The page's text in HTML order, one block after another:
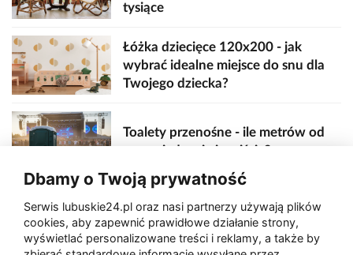
tysiące
Łóżka dziecięce 120x200 - jak
wybrać idealne miejsce do snu dla
Twojego dziecka?
Toalety przenośne - ile metrów od
sceny, jedzenia i wejścia?
Zaatakował seniora na "kwadracie"
Dbamy o Twoją prywatność
Serwis lubuskie24.pl oraz nasi partnerzy używają plików
cookies, aby zapewnić prawidłowe działanie strony,
wyświetlać personalizowane treści i reklamy, a także by